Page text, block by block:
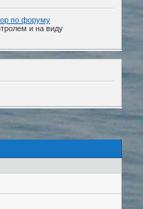
по форуму
и на виду